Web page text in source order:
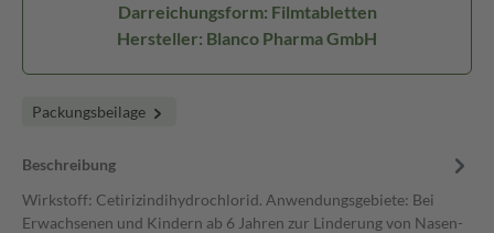
Darreichungsform: Filmtabletten
Hersteller: Blanco Pharma GmbH
Packungsbeilage
Beschreibung
Wirkstoff: Cetirizindihydrochlorid. Anwendungsgebiete: Bei
Erwachsenen und Kindern ab 6 Jahren zur Linderung von Nasen-